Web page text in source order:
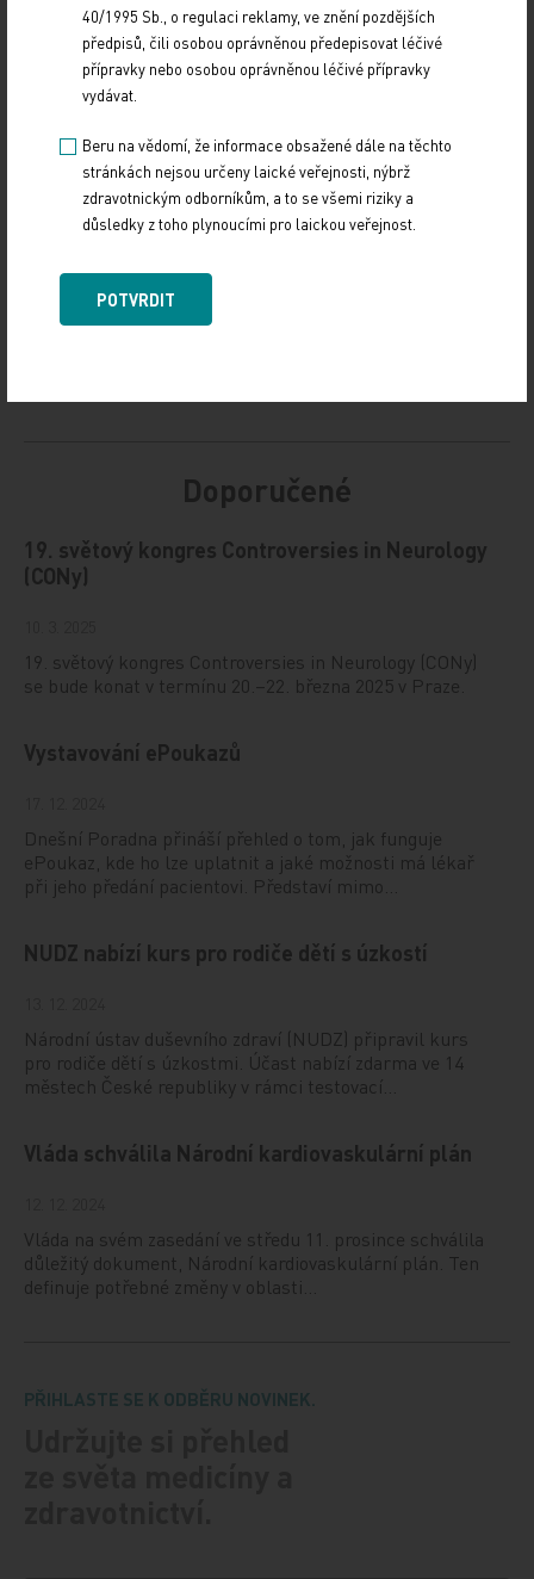
Zdroj: www.tribune.cz
Z REGIONŮ PRACOVNÍ PRÁVO
Sdílejte článek
Doporučené
19. světový kongres Controversies in Neurology
(CONy)
19. světový kongres Controversies in Neurology (CONy)
se bude konat v termínu 20.–22. března 2025 v Praze.
Vystavování ePoukazů
Dnešní Poradna přináší přehled o tom, jak funguje
ePoukaz, kde ho lze uplatnit a jaké možnosti má lékař
při jeho předání pacientovi. Představí mimo…
NUDZ nabízí kurs pro rodiče dětí s úzkostí
Národní ústav duševního zdraví (NUDZ) připravil kurs
pro rodiče dětí s úzkostmi. Účast nabízí zdarma ve 14
městech České republiky v rámci testovací…
Vláda schválila Národní kardiovaskulární plán
Vláda na svém zasedání ve středu 11. prosince schválila
důležitý dokument, Národní kardiovaskulární plán. Ten
definuje potřebné změny v oblasti…
PŘIHLASTE SE K ODBĚRU NOVINEK.
40/1995 Sb., o regulaci reklamy, ve znění pozdějších
předpisů, čili osobou oprávněnou předepisovat léčivé
přípravky nebo osobou oprávněnou léčivé přípravky
vydávat.
Beru na vědomí, že informace obsažené dále na těchto
stránkách nejsou určeny laické veřejnosti, nýbrž
zdravotnickým odborníkům, a to se všemi riziky a
důsledky z toho plynoucími pro laickou veřejnost.
POTVRDIT